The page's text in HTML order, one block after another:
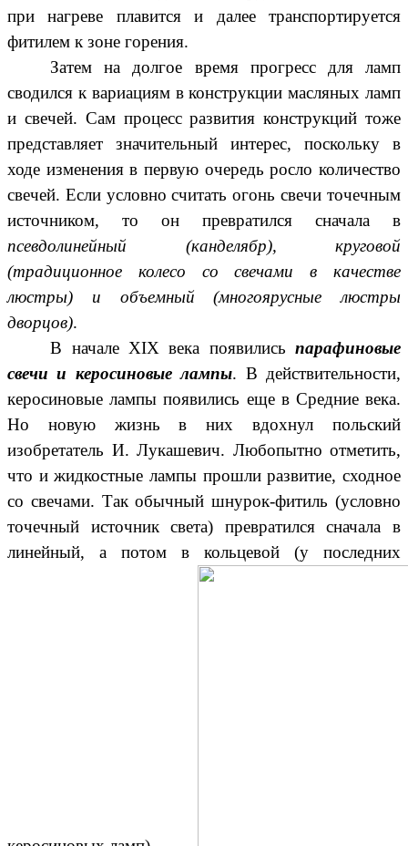
при нагреве плавится и далее транспортируется
фитилем к зоне горения.
Затем на долгое время прогресс для ламп
сводился к вариациям в конструкции масляных ламп
и свечей. Сам процесс развития конструкций тоже
представляет значительный интерес, поскольку в
ходе изменения в первую очередь росло количество
свечей. Если условно считать огонь свечи точечным
источником, то он превратился сначала в
псевдолинейный (канделябр), круговой
(традиционное колесо со свечами в качестве
люстры) и объемный (многоярусные люстры
дворцов).
В начале ХIХ века появились парафиновые
свечи и керосиновые лампы. В действительности,
керосиновые лампы появились еще в Средние века.
Но новую жизнь в них вдохнул польский
изобретатель И. Лукашевич. Любопытно отметить,
что и жидкостные лампы прошли развитие, сходное
со свечами. Так обычный шнурок-фитиль (условно
точечный источник света) превратился сначала в
линейный, а потом в кольцевой (у последних